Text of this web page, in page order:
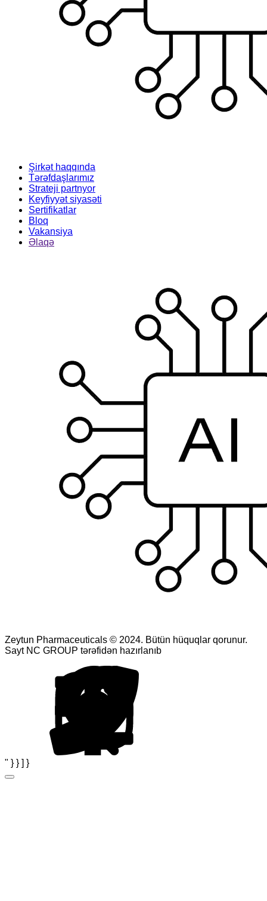
Şirkət haqqında
Tərəfdaşlarımız
Strateji partnyor
Keyfiyyət siyasəti
Sertifikatlar
Bloq
Vakansiya
Əlaqə
Zeytun Pharmaceuticals © 2024. Bütün hüquqlar qorunur.
Sayt NC GROUP tərəfidən hazırlanıb
" } } ] }